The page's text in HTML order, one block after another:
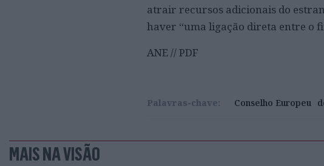
atrair recursos adicionais do
haver “uma ligação direta entre o
ANE // PDF
Palavras-chave: Conselho Europeu
MAIS NA VISÃO